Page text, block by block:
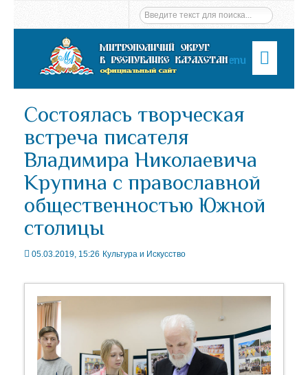
Menu
Состоялась творческая
встреча писателя
Владимира Николаевича
Крупина с православной
общественностью Южной
столицы
05.03.2019, 15:26 Культура и Искусство